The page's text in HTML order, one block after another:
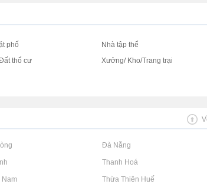
phố
Nhà tập thể
thổ cư
Xưởng/ Kho/Trang trại
Rao vặt tại Đà Nẵng
Rao vặt tại Thanh Hoá
Nam Rao vặt tại Thừa Thiên Huế